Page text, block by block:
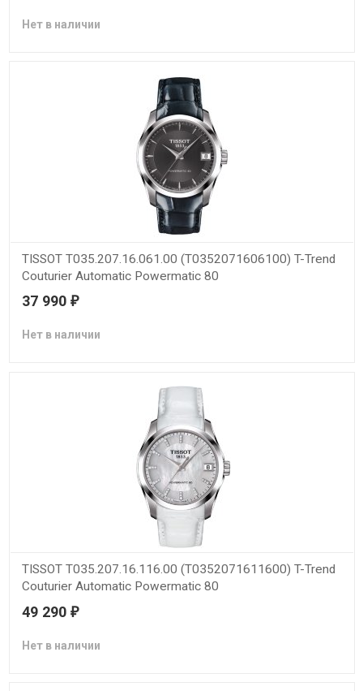
Нет в наличии
TISSOT T035.207.16.061.00 (T0352071606100) T-Trend
Couturier Automatic Powermatic 80
37 990 ₽
Нет в наличии
TISSOT T035.207.16.116.00 (T0352071611600) T-Trend
Couturier Automatic Powermatic 80
49 290 ₽
Нет в наличии